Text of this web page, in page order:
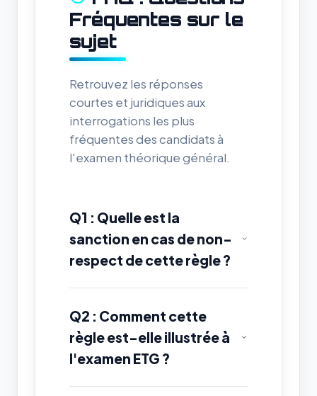
Fréquentes sur le
sujet
Retrouvez les réponses
courtes et juridiques aux
interrogations les plus
fréquentes des candidats à
l'examen théorique général.
Q1 : Quelle est la
sanction en cas de non-
respect de cette règle ?
Q2 : Comment cette
règle est-elle illustrée à
l'examen ETG ?